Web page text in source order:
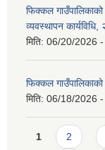
फिक्कल
व्यवस्थापन
मिति: 06/20/2026 -
फिक्कल गाउँपालिकाको
मिति: 06/18/2026
Pages
1 2